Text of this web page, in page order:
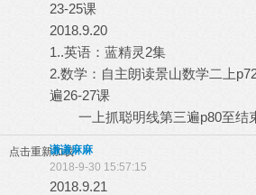
23-25课
2018.9.20
1..英语：蓝精灵2集
2.数学：自主朗读景山数学二上
遍26-27课
一上抓聪明线第三遍p80至结
点击重新加载
谦谦麻麻
2018-9-30 15:57:15
2018.9.21